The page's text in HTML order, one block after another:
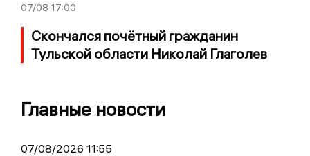
07/08 17:00
Скончался почётный гражданин
Тульской области Николай Глаголев
Главные новости
07/08/2026 11:55